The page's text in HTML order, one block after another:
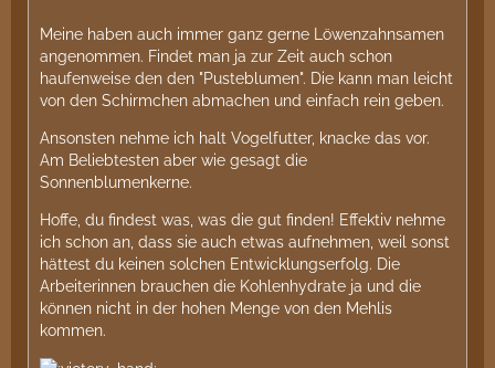
Meine haben auch immer ganz gerne Löwenzahnsamen
angenommen. Findet man ja zur Zeit auch schon
haufenweise den den "Pusteblumen". Die kann man leicht
von den Schirmchen abmachen und einfach rein geben.
Ansonsten nehme ich halt Vogelfutter, knacke das vor.
Am Beliebtesten aber wie gesagt die
Sonnenblumenkerne.
Hoffe, du findest was, was die gut finden! Effektiv nehme
ich schon an, dass sie auch etwas aufnehmen, weil sonst
hättest du keinen solchen Entwicklungserfolg. Die
Arbeiterinnen brauchen die Kohlenhydrate ja und die
können nicht in der hohen Menge von den Mehlis
kommen.